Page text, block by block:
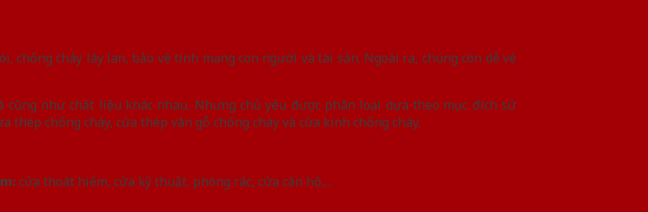
chống cháy lây lan, bảo vệ tính mạng con người và tài sản. Ngoài ra, chúng còn dễ vệ
như chất liệu khác nhau. Nhưng chủ yếu được phân loại dựa theo mục đích sử
chống cháy, cửa thép vân gỗ chống cháy và cửa kính chống cháy.
cửa thoát hiểm, cửa kỹ thuật, phòng rác, cửa căn hộ,…